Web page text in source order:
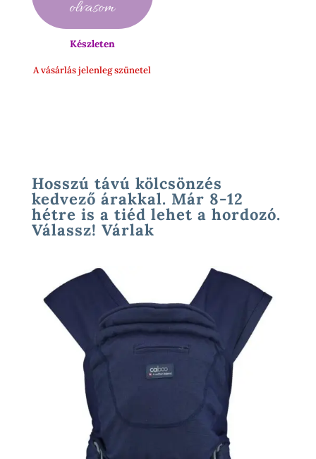
900 Ft
olvasom
Készleten
A vásárlás jelenleg szünetel
Hosszú távú kölcsönzés
kedvező árakkal. Már 8-12
hétre is a tiéd lehet a hordozó.
Válassz! Várlak